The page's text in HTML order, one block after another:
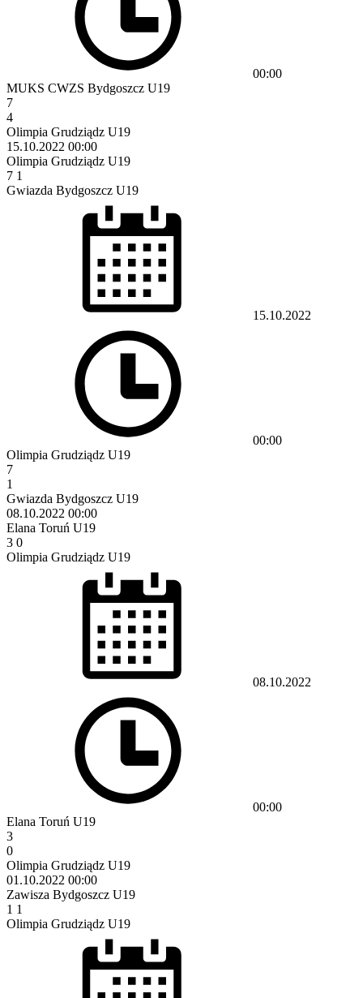
00:00
MUKS CWZS Bydgoszcz U19
7
4
Olimpia Grudziądz U19
15.10.2022 00:00
Olimpia Grudziądz U19
7 1
Gwiazda Bydgoszcz U19
15.10.2022
00:00
Olimpia Grudziądz U19
7
1
Gwiazda Bydgoszcz U19
08.10.2022 00:00
Elana Toruń U19
3 0
Olimpia Grudziądz U19
08.10.2022
00:00
Elana Toruń U19
3
0
Olimpia Grudziądz U19
01.10.2022 00:00
Zawisza Bydgoszcz U19
1 1
Olimpia Grudziądz U19